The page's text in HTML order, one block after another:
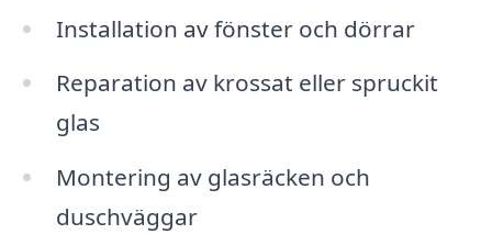
Installation av fönster och dörrar
Reparation av krossat eller spruckit
glas
Montering av glasräcken och
duschväggar